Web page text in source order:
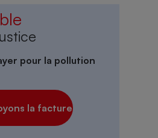
pour la pollution
la facture